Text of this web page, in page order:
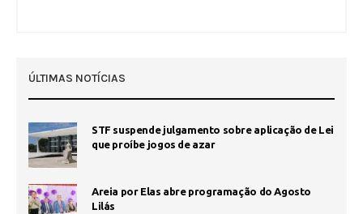
ÚLTIMAS NOTÍCIAS
STF suspende julgamento sobre aplicação de Lei
que proíbe jogos de azar
Areia por Elas abre programação do Agosto
Lilás